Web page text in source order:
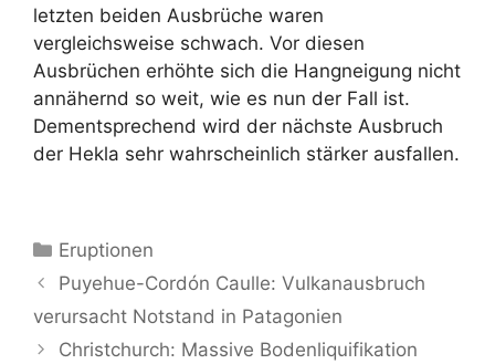
letzten beiden Ausbrüche waren
vergleichsweise schwach. Vor diesen
Ausbrüchen erhöhte sich die Hangneigung nicht
annähernd so weit, wie es nun der Fall ist.
Dementsprechend wird der nächste Ausbruch
der Hekla sehr wahrscheinlich stärker ausfallen.
Kategorien
Eruptionen
Puyehue-Cordón Caulle: Vulkanausbruch
verursacht Notstand in Patagonien
Christchurch: Massive Bodenliquifikation